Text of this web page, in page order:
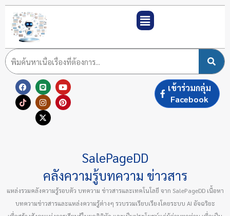
Skip
to
content
F
a
c
e
L
i
n
e
Y
o
u
t
T
i
k
t
I
n
s
t
a
g
P
i
n
t
X
-
t
w
i
t
เข้าร่วมกลุ่ม
Facebook
SalePageDD
คลังความรู้บทความ ข่าวสาร
แหล่งรวมคลังความรู้รอบตัว บทความ ข่าวสารและเทคโนโลยี จาก SalePageDD เนื้อหา
บทความข่าวสารและแหล่งความรู้ต่างๆ รวบรวมเรียบเรียงโดยระบบ AI อัจฉริยะ